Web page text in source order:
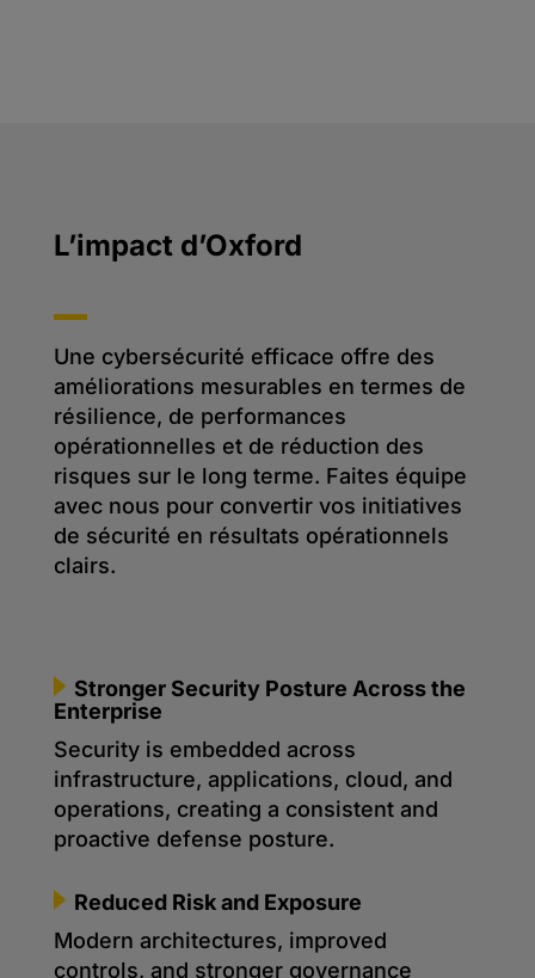
L’impact d’Oxford
Une cybersécurité efficace offre des
améliorations mesurables en termes de
résilience, de performances
opérationnelles et de réduction des
risques sur le long terme. Faites équipe
avec nous pour convertir vos initiatives
de sécurité en résultats opérationnels
clairs.
Stronger Security Posture Across the
Enterprise
Security is embedded across
infrastructure, applications, cloud, and
operations, creating a consistent and
proactive defense posture.
Reduced Risk and Exposure
Modern architectures, improved
controls, and stronger governance